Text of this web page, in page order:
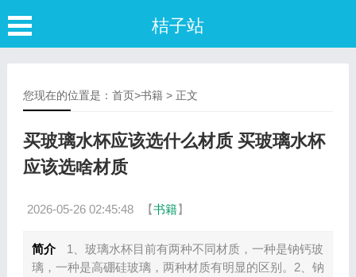
桔子站
您现在的位置是： 首页>书籍> 正文
买玻璃水杯应该选什么材质 买玻璃水杯
应该选啥材质
2026-05-26 02:45:48 【书籍】
简介
1、玻璃水杯目前有两种不同材质，一种是钠钙玻
璃，一种是高硼硅玻璃，两种材质有明显的区别。2、钠